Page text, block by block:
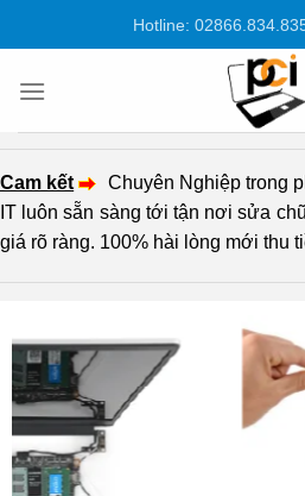
dung
Hotline:
Cam kết
Chuyên Nghiệp trong
IT luôn sẵn sàng tới tận nơi sửa
giá rõ ràng. 100% hài lòng mới thu